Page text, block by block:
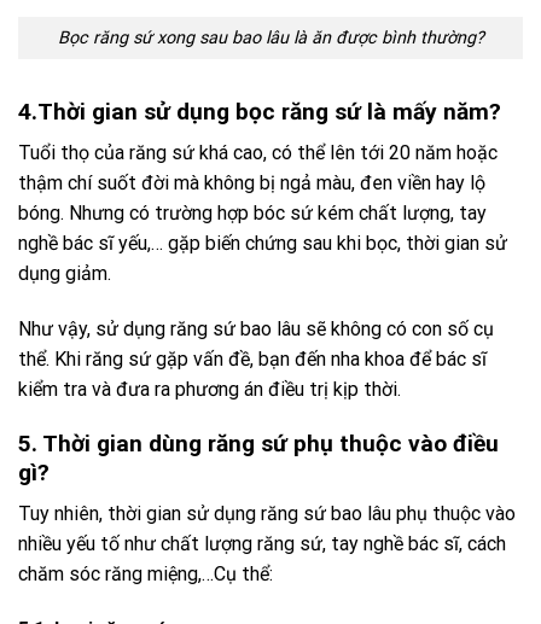
Bọc răng sứ xong sau bao lâu là ăn được bình thường?
4.Thời gian sử dụng bọc răng sứ là mấy năm?
Tuổi thọ của răng sứ khá cao, có thể lên tới 20 năm hoặc
thậm chí suốt đời mà không bị ngả màu, đen viền hay lộ
bóng. Nhưng có trường hợp bóc sứ kém chất lượng, tay
nghề bác sĩ yếu,… gặp biến chứng sau khi bọc, thời gian sử
dụng giảm.
Như vậy, sử dụng răng sứ bao lâu sẽ không có con số cụ
thể. Khi răng sứ gặp vấn đề, bạn đến nha khoa để bác sĩ
kiểm tra và đưa ra phương án điều trị kịp thời.
5. Thời gian dùng răng sứ phụ thuộc vào điều
gì?
Tuy nhiên, thời gian sử dụng răng sứ bao lâu phụ thuộc vào
nhiều yếu tố như chất lượng răng sứ, tay nghề bác sĩ, cách
chăm sóc răng miệng,…Cụ thể: